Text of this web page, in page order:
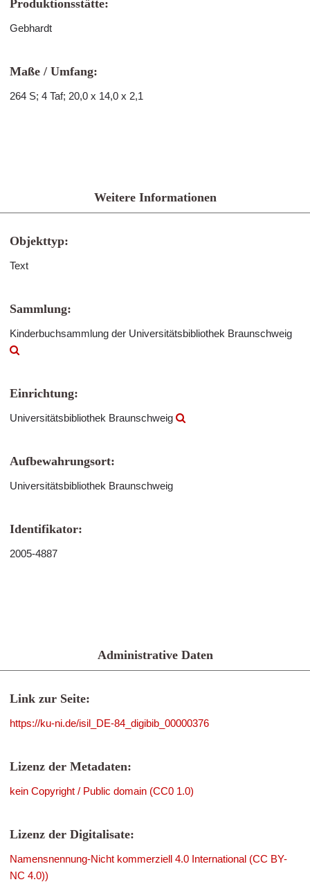
Produktionsstätte:
Gebhardt
Maße / Umfang:
264 S; 4 Taf; 20,0 x 14,0 x 2,1
Weitere Informationen
Objekttyp:
Text
Sammlung:
Kinderbuchsammlung der Universitätsbibliothek Braunschweig
Einrichtung:
Universitätsbibliothek Braunschweig
Aufbewahrungsort:
Universitätsbibliothek Braunschweig
Identifikator:
2005-4887
Administrative Daten
Link zur Seite:
https://ku-ni.de/isil_DE-84_digibib_00000376
Lizenz der Metadaten:
kein Copyright / Public domain (CC0 1.0)
Lizenz der Digitalisate:
Namensnennung-Nicht kommerziell 4.0 International (CC BY-
NC 4.0))